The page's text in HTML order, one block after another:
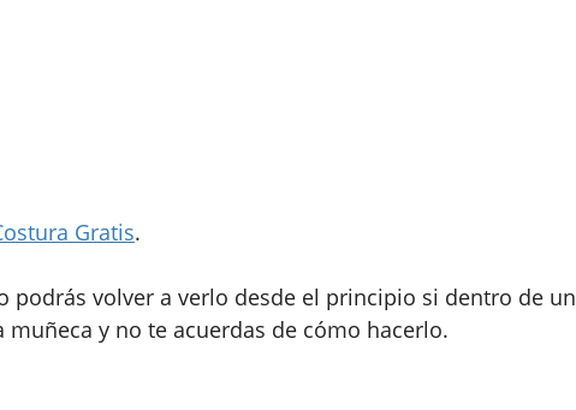
Gratis.
podrás volver a verlo desde el principio si dentro de un
y no te acuerdas de cómo hacerlo.